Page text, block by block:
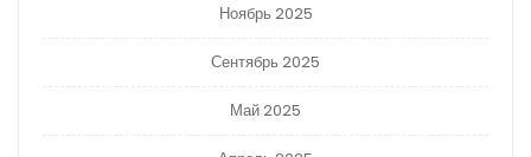
Ноябрь 2025
Сентябрь 2025
Май 2025